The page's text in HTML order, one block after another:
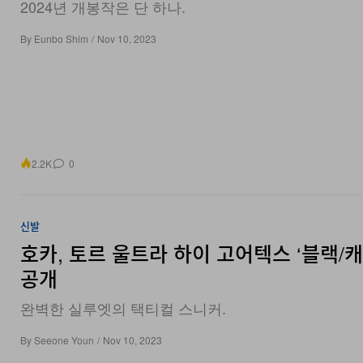
2024년 개봉작은 단 하나.
By Eunbo Shim / Nov 10, 2023
2.2K 0
신발
호카, 토르 울트라 하이 고어텍스 ‘블랙/
공개
완벽한 실루엣의 택티컬 스니커.
BySeeone Youn / Nov 10, 2023